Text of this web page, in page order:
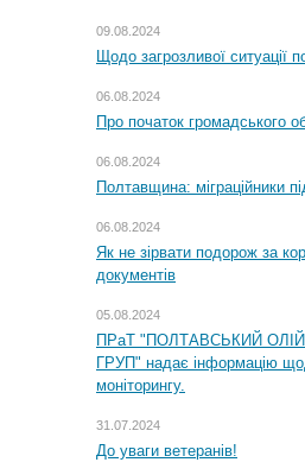
09.08.2024
Щодо загрозливої ситуації
06.08.2024
Про початок громадського
06.08.2024
Полтавщина: міграційники
06.08.2024
Як не зірвати подорож за
документів
05.08.2024
ПРаТ "ПОЛТАВСЬКИЙ
ГРУП" надає інформацію
моніторингу.
31.07.2024
До уваги ветеранів!